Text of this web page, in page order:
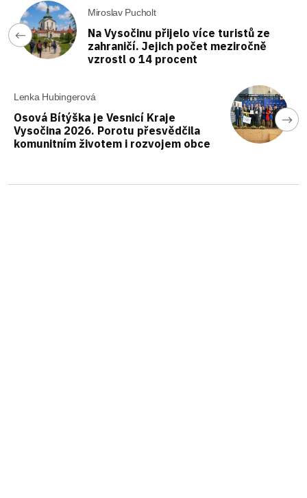
Miroslav Pucholt
Na Vysočinu přijelo více turistů ze
zahraničí. Jejich počet meziročně
vzrostl o 14 procent
Lenka Hubingerová
Osová Bítýška je Vesnicí Kraje
Vysočina 2026. Porotu přesvědčila
komunitním životem i rozvojem obce